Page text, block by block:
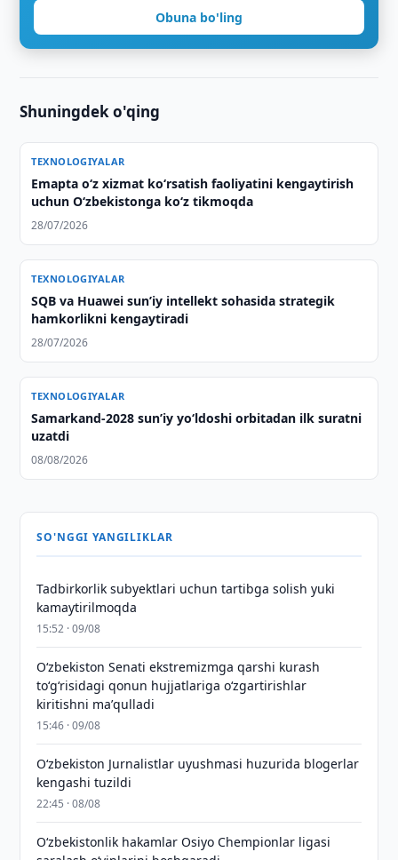
Obuna bo'ling
Shuningdek o'qing
TEXNOLOGIYALAR
Emapta oʻz xizmat koʻrsatish faoliyatini kengaytirish
uchun Oʻzbekistonga koʻz tikmoqda
28/07/2026
TEXNOLOGIYALAR
SQB va Huawei sun’iy intellekt sohasida strategik
hamkorlikni kengaytiradi
28/07/2026
TEXNOLOGIYALAR
Samarkand-2028 sunʼiy yo‘ldoshi orbitadan ilk suratni
uzatdi
08/08/2026
SO'NGGI YANGILIKLAR
Tadbirkorlik subyektlari uchun tartibga solish yuki
kamaytirilmoqda
15:52 · 09/08
Oʻzbekiston Senati ekstremizmga qarshi kurash
toʻgʻrisidagi qonun hujjatlariga oʻzgartirishlar
kiritishni maʼqulladi
15:46 · 09/08
O‘zbekiston Jurnalistlar uyushmasi huzurida blogerlar
kengashi tuzildi
22:45 · 08/08
O‘zbekistonlik hakamlar Osiyo Chempionlar ligasi